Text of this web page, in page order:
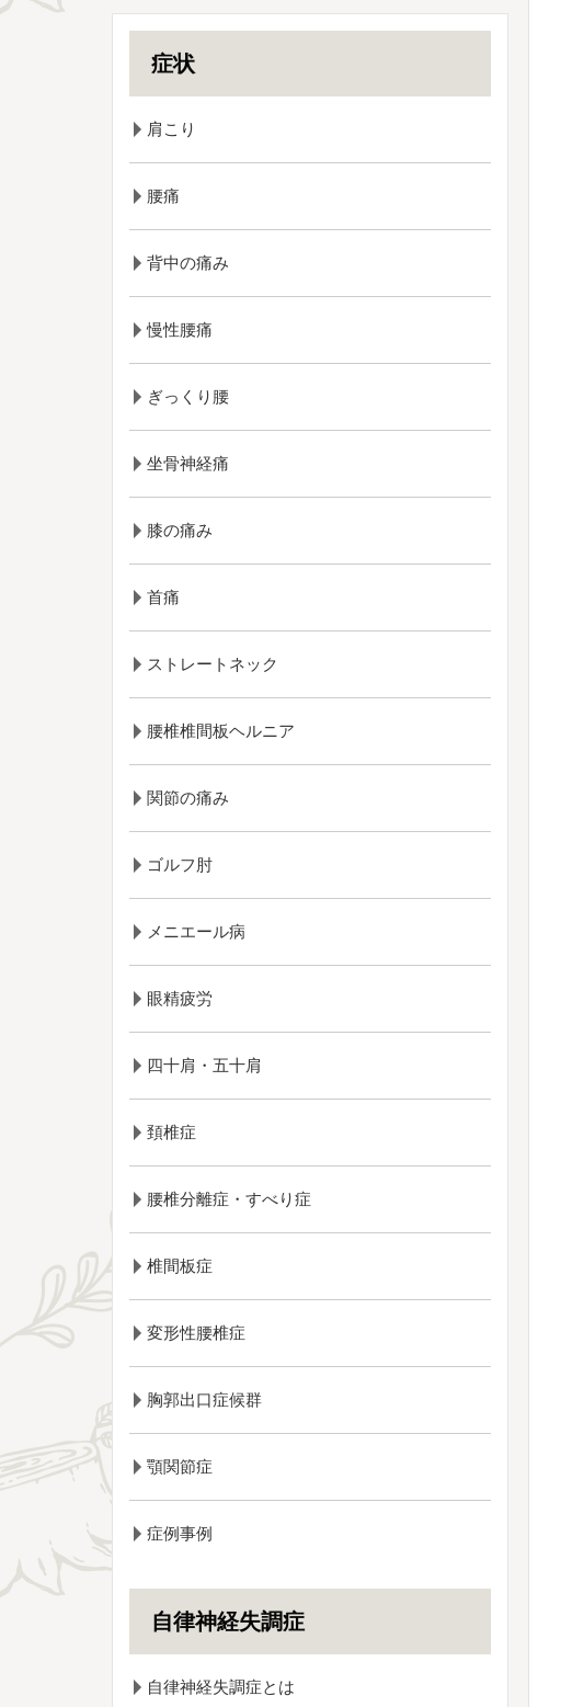
症状
肩こり
腰痛
背中の痛み
慢性腰痛
ぎっくり腰
坐骨神経痛
膝の痛み
首痛
ストレートネック
腰椎椎間板ヘルニア
関節の痛み
ゴルフ肘
メニエール病
眼精疲労
四十肩・五十肩
頚椎症
腰椎分離症・すべり症
椎間板症
変形性腰椎症
胸郭出口症候群
顎関節症
症例事例
自律神経失調症
自律神経失調症とは